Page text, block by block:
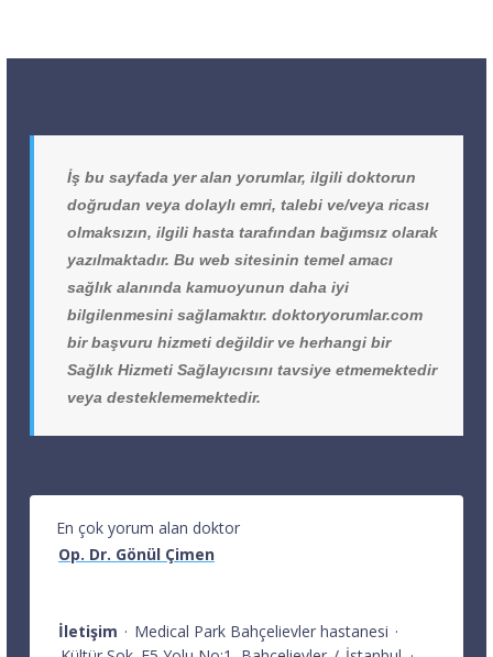
İş bu sayfada yer alan yorumlar, ilgili doktorun
doğrudan veya dolaylı emri, talebi ve/veya ricası
olmaksızın, ilgili hasta tarafından bağımsız olarak
yazılmaktadır. Bu web sitesinin temel amacı
sağlık alanında kamuoyunun daha iyi
bilgilenmesini sağlamaktır. doktoryorumlar.com
bir başvuru hizmeti değildir ve herhangi bir
Sağlık Hizmeti Sağlayıcısını tavsiye etmemektedir
veya desteklememektedir.
En çok yorum alan doktor
Op. Dr. Gönül Çimen
İletişim · Medical Park Bahçelievler hastanesi ·